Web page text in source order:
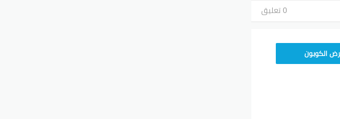
0 تعليق
الكوبون